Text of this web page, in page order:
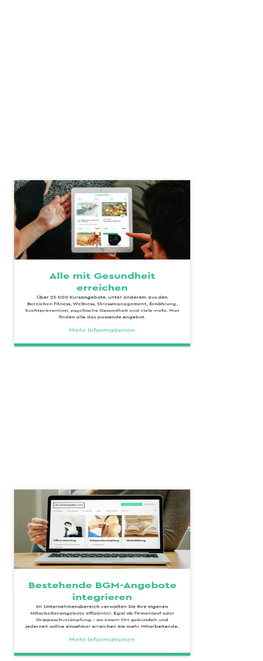
Alle mit Gesundheit
erreichen
Über 25.000 Kursangebote, unter anderem aus den
Bereichen Fitness, Wellness, Stressmanagement, Ernährung,
Suchtprävention, psychische Gesundheit und viele mehr. Hier
finden alle das passende Angebot.
Mehr Informationen
Bestehende BGM-Angebote
integrieren
Im Unternehmensbereich verwalten Sie Ihre eigenen
Mitarbeiterangebote effizienter. Egal ob Firmenlauf oder
Grippeschutzimpfung - an einem Ort gebündelt und
jederzeit online einsehbar erreichen Sie mehr Mitarbeitende.
Mehr Informationen